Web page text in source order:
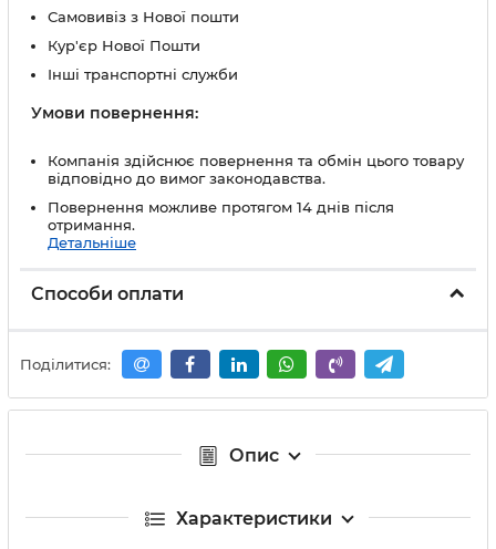
Самовивіз з Нової пошти
Кур'єр Нової Пошти
Інші транспортні служби
Умови повернення:
Компанія здійснює повернення та обмін цього товару
відповідно до вимог законодавства.
Повернення можливе протягом 14 днів після
отримання.
Детальніше
Способи оплати
Поділитися:
Опис
Характеристики